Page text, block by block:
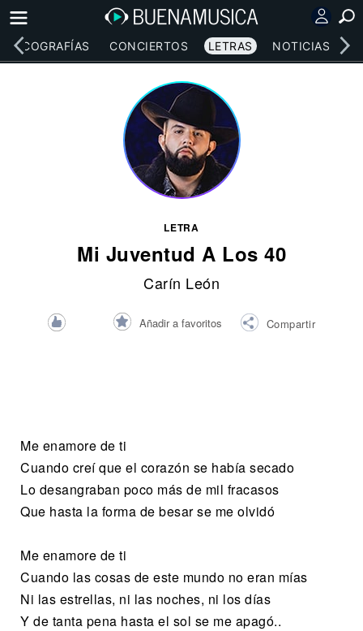
DISCOGRAFÍAS CONCIERTOS LETRAS NOTICIAS
LETRA
Mi Juventud A Los 40
Carín León
Añadir a favoritos Compartir
Me enamore de ti
Cuando creí que el corazón se había secado
Lo desangraban poco más de mil fracasos
Que hasta la forma de besar se me olvidó
Me enamore de ti
Cuando las cosas de este mundo no eran mías
Ni las estrellas, ni las noches, ni los días
Y de tanta pena hasta el sol se me apagó..